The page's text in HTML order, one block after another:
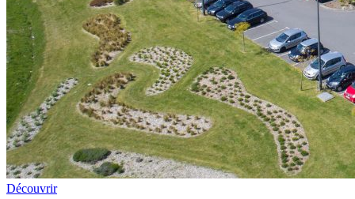
Découvrir